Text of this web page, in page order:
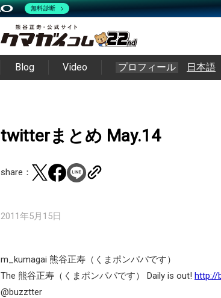
Blog Video プロフィール 日本語
twitterまとめ May.14
share：
2011年5月15日
m_kumagai 熊谷正寿（くまポンパパです）
The 熊谷正寿（くまポンパパです） Daily is out! http://
@buzztter
無料診断